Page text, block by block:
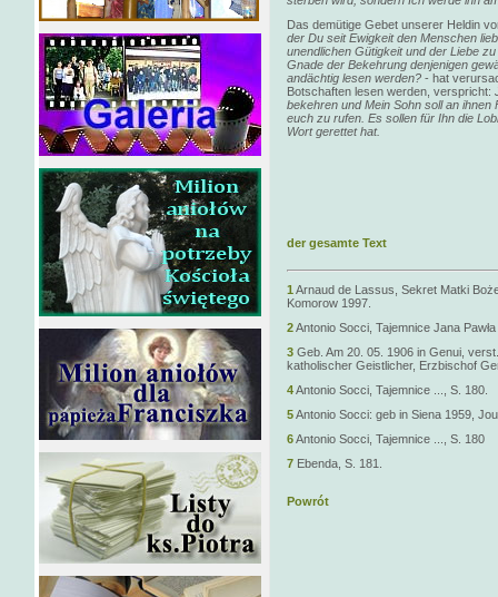
Das demütige Gebet unserer Heldin
der Du seit Ewigkeit den Menschen
unendlichen Gütigkeit und der Liebe
Gnade der Bekehrung denjenigen
andächtig lesen werden? - hat
Botschaften lesen werden, verspricht:
bekehren und Mein Sohn soll an
euch zu rufen. Es sollen für Ihn die
Wort gerettet hat.
der gesamte Text
1 Arnaud de Lassus, Sekret Matki
Komorow 1997.
2Antonio Socci, Tajemnice Jana
3 Geb. Am 20. 05. 1906 in Genui,
katholischer Geistlicher, Erzbischof
4Antonio Socci, Tajemnice ..., S. 180.
5Antonio Socci: geb in Siena 1959,
6Antonio Socci, Tajemnice ..., S. 180
7 Ebenda, S. 181.
Powrót